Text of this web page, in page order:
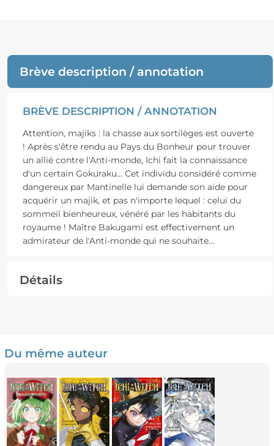
Brève description / annotation
BRÈVE DESCRIPTION / ANNOTATION
Attention, majiks : la chasse aux sortilèges est ouverte
! Après s'être rendu au Pays du Bonheur pour trouver
un allié contre l'Anti-monde, Ichi fait la connaissance
d'un certain Gokuraku... Cet individu considéré comme
dangereux par Mantinelle lui demande son aide pour
acquérir un majik, et pas n'importe lequel : celui du
sommeil bienheureux, vénéré par les habitants du
royaume ! Maître Bakugami est effectivement un
admirateur de l'Anti-monde qui ne souhaite...
Détails
Du même auteur